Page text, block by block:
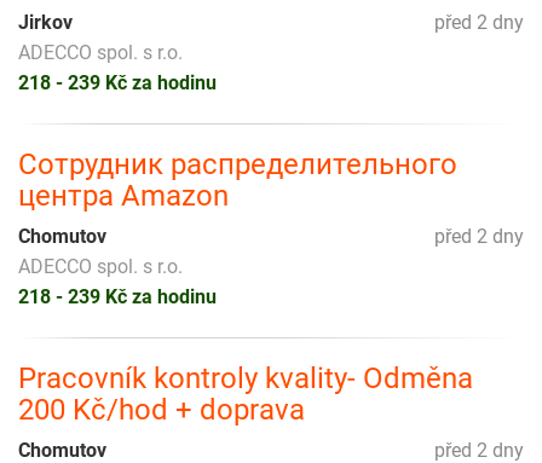
před 2 dny
Jirkov
ADECCO spol. s r.o.
218 - 239 Kč za hodinu
Сотрудник распределительного
центра Amazon
před 2 dny
Chomutov
ADECCO spol. s r.o.
218 - 239 Kč za hodinu
Pracovník kontroly kvality- Odměna
200 Kč/hod + doprava
před 2 dny
Chomutov